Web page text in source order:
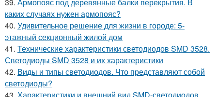
каких случаях нужен армопояс?
40. Удивительное решение для жизни в городе: 5-
этажный секционный жилой дом
41. Технические характеристики светодиодов SMD 3528.
Светодиоды SMD 3528 и их характеристики
42. Виды и типы светодиодов. Что представляют собой
светодиоды?